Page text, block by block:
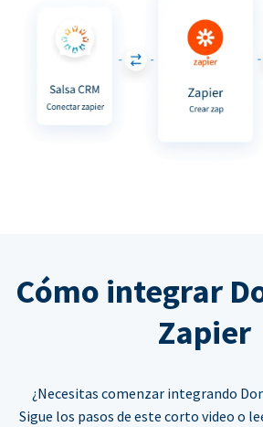
Cómo integrar
Zapier
¿Necesitas comenzar integrando
Sigue los pasos de este corto video o